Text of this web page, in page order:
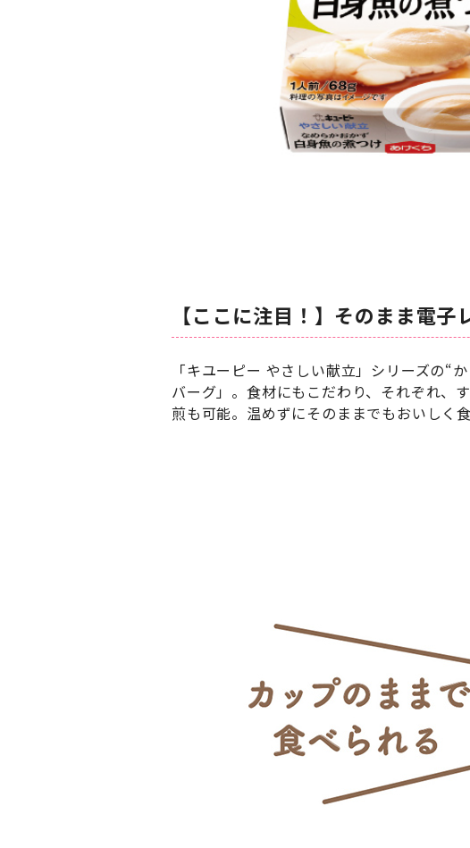
【ここに注目！】そのまま電
「キユーピー やさしい献立」シリーズの
バーグ」。食材にもこだわり、それぞれ、
煎も可能。温めずにそのままでもおいしく食